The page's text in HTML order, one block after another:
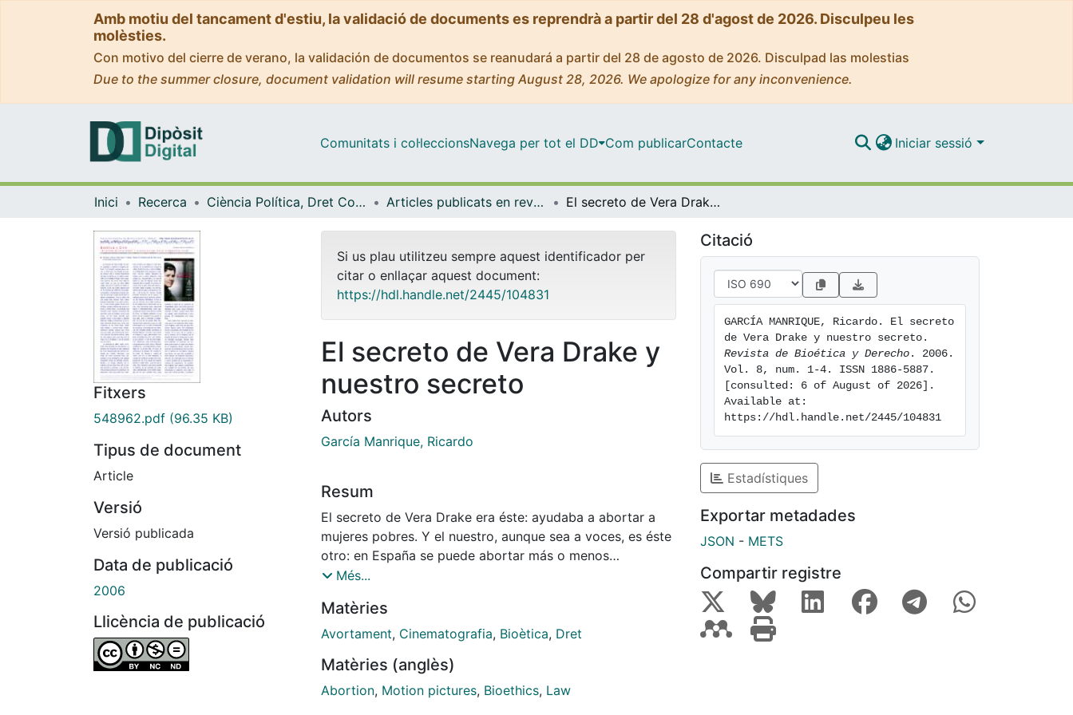
Amb motiu del tancament d'estiu, la validació de documents es reprendrà a partir del 28 d'agost de 2026. Disculpeu les
molèsties.
Con motivo del cierre de verano, la validación de documentos se reanudará a partir del 28 de agosto de 2026. Disculpad las molestias
Due to the summer closure, document validation will resume starting August 28, 2026. We apologize for any inconvenience.
Comunitats i col·leccionsNavega per tot el DD Com publicarContacte Iniciar sessió
Inici Recerca Ciència Política, Dret Constitucional i Filosofia del Dret Articles publicats en revistes (Ciència Política, Dret Constitucional i Filosofia del Dret) El secreto de Vera Drake y nuestro secreto
Fitxers
548962.pdf (96.35 KB)
Tipus de document
Article
Versió
Versió publicada
Data de publicació
2006
Llicència de publicació
Si us plau utilitzeu sempre aquest identificador per
citar o enllaçar aquest document:
https://hdl.handle.net/2445/104831
El secreto de Vera Drake y
nuestro secreto
Autors
García Manrique, Ricardo
Resum
El secreto de Vera Drake era éste: ayudaba a abortar a
mujeres pobres. Y el nuestro, aunque sea a voces, es éste
otro: en España se puede abortar más o menos
libremente (aunque el aborto es un delito contenido en el
Més...
Matèries
Avortament, Cinematografia, Bioètica, Dret
Matèries (anglès)
Abortion, Motion pictures, Bioethics, Law
Citació
GARCÍA MANRIQUE, Ricardo. El secreto
Revista de Bioética y Derecho . 2006.
Vol. 8, num. 1-4. ISSN 1886-5887.
[consulted: 6 of August of 2026].
Available at:
https://hdl.handle.net/2445/104831
Estadístiques
Exportar metadades
JSON - METS
Compartir registre